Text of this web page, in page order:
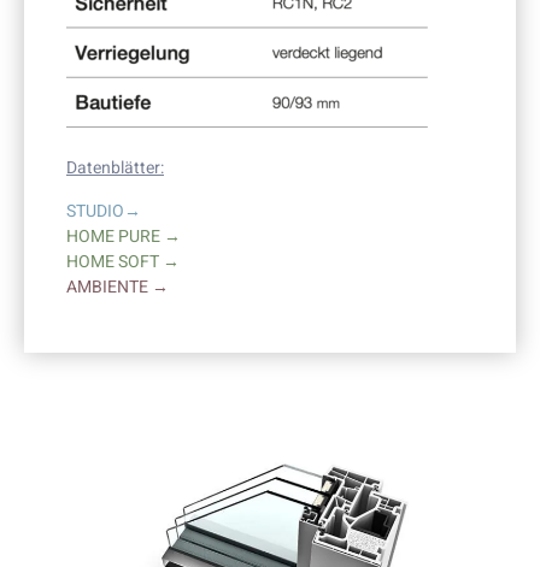
Datenblätter:
STUDIO→
HOME PURE →
HOME SOFT →
AMBIENTE →